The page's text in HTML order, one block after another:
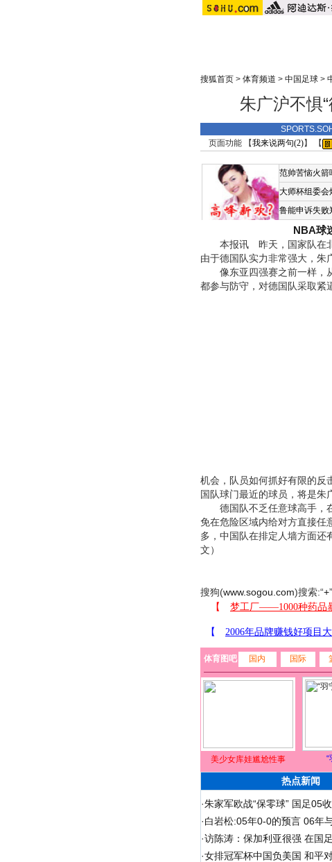
搜狐首页> 体育频道 > 中国足球>
朱广沪不惧
页面功能 【我来说两句(2)】 【
范帅苦恼火箭
大师杯组委会
鲁能申诉失败
NBA球
本报讯 昨天，国家队在北
由于德国队实力非常强大，朱
像东亚四强赛之前一样，从
都参与防守，对德国队采取紧
机会，队员如何抓好有限的反
国队球门最近的球员，将是朱
德国队不乏任意球高手，在
免在危险区域内给对方直接任
多，中国队在排定人墙方面还
文）
搜狗(www.sogou.com)搜索:“+
体育图吧 国内 国际
美少女库娃尴尬性事 “
热点新闻
·朱家军欧战“保零球” 国足05
·白岩松:05年0-0的预言 06年
·访陈涛：保加利亚很强 在国
·女排冠军杯中国负美国 和平